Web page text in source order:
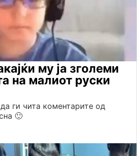
му ја зголеми
на малиот руски
ги чита коментарите од
🙂